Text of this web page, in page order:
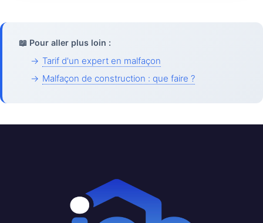
📖 Pour aller plus loin :
→ Tarif d'un expert en malfaçon
→ Malfaçon de construction : que faire ?